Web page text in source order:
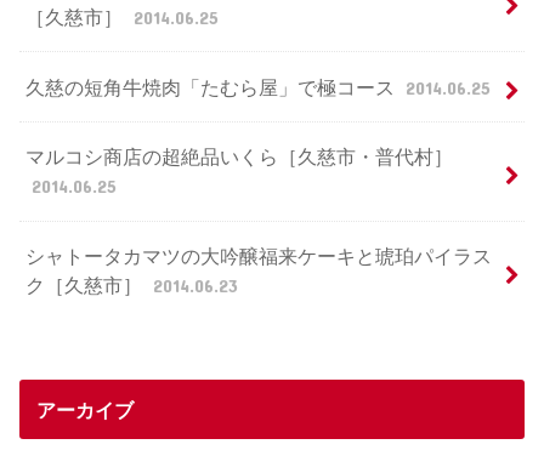
［久慈市］
2014.06.25
久慈の短角牛焼肉「たむら屋」で極コース 2014.06.25
マルコシ商店の超絶品いくら［久慈市・普代村］
2014.06.25
シャトータカマツの大吟醸福来ケーキと琥珀パイラス
ク［久慈市］
2014.06.23
アーカイブ